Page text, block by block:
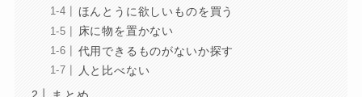
ほんとうに欲しいものを買う
床に物を置かない
代用できるものがないか探す
人と比べない